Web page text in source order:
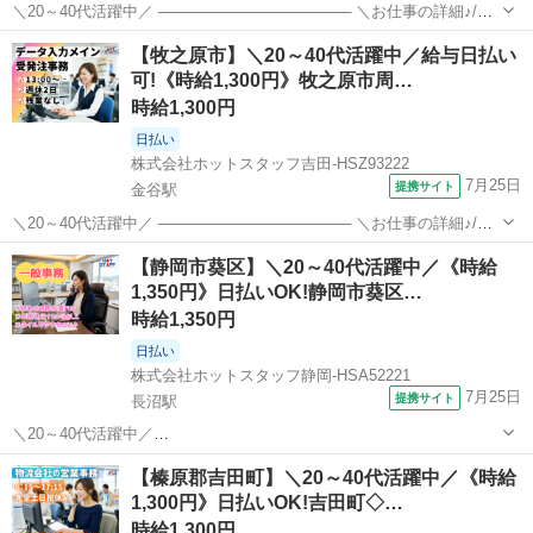
＼20～40代活躍中／ ────────────────── ＼お仕事の詳細♪/
────────────────── 産業機器に使われる 部品の製造会社さん
で【経理事務】 請求書や納品書のチェックや、 データ入力をこ...
静岡 岩水寺駅 その他
【牧之原市】＼20～40代活躍中／給与日払い
可!《時給1,300円》牧之原市周…
時給1,300円
日払い
株式会社ホットスタッフ吉田-HSZ93222
金谷駅
提携サイト 7月25日
＼20～40代活躍中／ ────────────────── ＼お仕事の詳細♪/
────────────────── スーパーなどに食品を届けている 物流会
社での事務のおシゴトです◎ モクモクと自分のペースで進められ...
静岡 牧之原市 金谷駅 一般事務
【静岡市葵区】＼20～40代活躍中／《時給
1,350円》日払いOK!静岡市葵区…
時給1,350円
日払い
株式会社ホットスタッフ静岡-HSA52221
長沼駅
提携サイト 7月25日
＼20～40代活躍中／
・・・・・・・・・・・・・・・・・・・・・・・・・・・・・・・
・・・・・・・ 【担当していただくお仕事はこちら♪】 シャッターの
施行や、 修理を行っている会社さん◎ 修理依頼をデータ入力したり
な...
静岡 静岡市 長沼駅 一般事務
【榛原郡吉田町】＼20～40代活躍中／《時給
1,300円》日払いOK!吉田町◇…